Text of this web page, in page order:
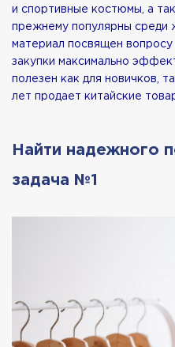
и спортивные костюмы, а
прежнему популярны среди
материал посвящен
закупки максимально
полезен как для новичков,
лет продает китайские
Найти надежного
задача №1